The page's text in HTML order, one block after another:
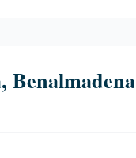
Benalmadena